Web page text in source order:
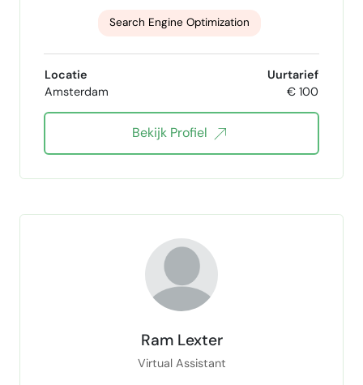
Search Engine Optimization
Dashboards
feedmanagement HubSpot
Locatie
Amsterdam
Uurtarief
€ 100
Bekijk Profiel
Ram Lexter
Virtual Assistant